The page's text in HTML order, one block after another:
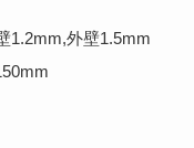
1.2mm,外壁1.5mm